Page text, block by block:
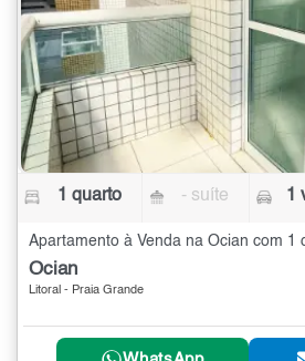
1 quarto - suíte 1
Apartamento à Venda na Ocian com 1
Ocian
Litoral - Praia Grande